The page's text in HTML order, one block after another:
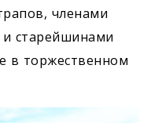
членами
старейшинами
в торжественном